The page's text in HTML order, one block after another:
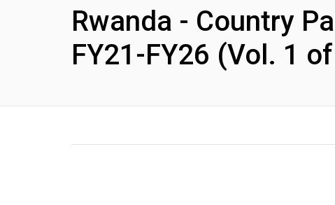
Rwanda - Country
FY21-FY26 (Vol. 1